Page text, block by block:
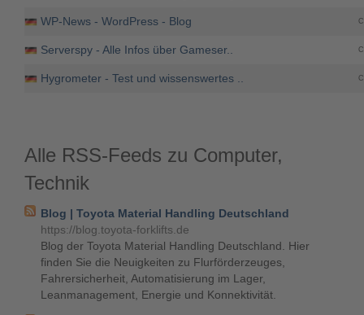
WP-News - WordPress - Blog
Serverspy - Alle Infos über Gameser..
Hygrometer - Test und wissenswertes ..
Alle RSS-Feeds zu Computer,
Technik
Blog | Toyota Material Handling Deutschland
https://blog.toyota-forklifts.de
Blog der Toyota Material Handling Deutschland. Hier
finden Sie die Neuigkeiten zu Flurförderzeuges,
Fahrersicherheit, Automatisierung im Lager,
Leanmanagement, Energie und Konnektivität.